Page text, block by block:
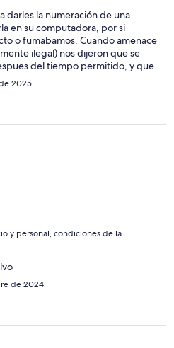
darles la numeración de una
en su computadora, por si
o fumabamos. Cuando amenace
ilegal) nos dijeron que se
del tiempo permitido, y que
2025
y personal, condiciones de la
de 2024